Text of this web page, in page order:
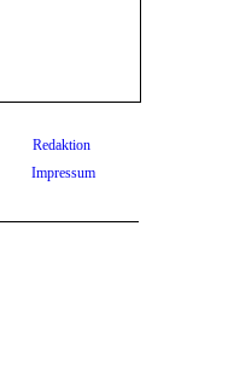
Redaktion
Impressum